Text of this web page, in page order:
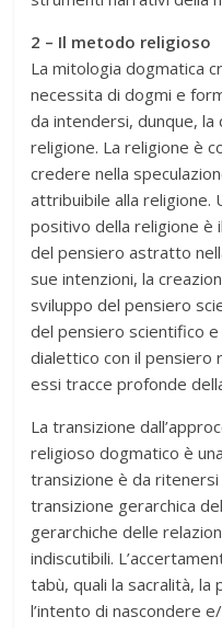
2 – Il metodo religioso
La mitologia dogmatica
necessita di dogmi e
da intendersi, dunque,
religione. La religione è
credere nella
attribuibile alla
positivo della religione è
del pensiero astratto
sue intenzioni, la
sviluppo del pensiero
del pensiero scientifico
dialettico con il pensiero
essi tracce profonde
La transizione
religioso dogmatico è
transizione è da
transizione gerarchica
gerarchiche delle
indiscutibili.
tabù, quali la sacralità, la
l’intento di nascondere